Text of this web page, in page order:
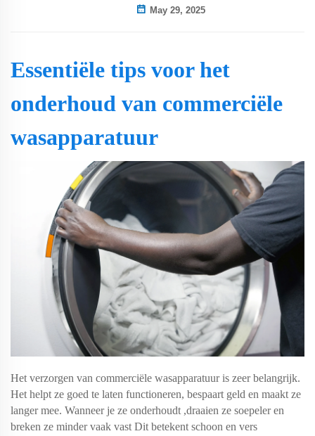
May 29, 2025
Essentiële tips voor het
onderhoud van commerciële
wasapparatuur
Het verzorgen van commerciële wasapparatuur is zeer belangrijk.
Het helpt ze goed te laten functioneren, bespaart geld en maakt ze
langer mee. Wanneer je ze onderhoudt ,draaien ze soepeler en
breken ze minder vaak vast Dit betekent schoon en vers